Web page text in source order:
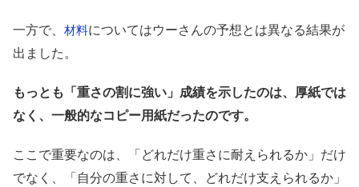
一方で、 材料についてはウーさんの予想とは異なる結果が
出ました。
もっとも「重さの割に強い」成績を示したのは、厚紙では
なく、一般的なコピー用紙だったのです。
ここで重要なのは、「どれだけ重さに耐えられるか」だけ
でなく、「自分の重さに対して、どれだけ支えられるか」